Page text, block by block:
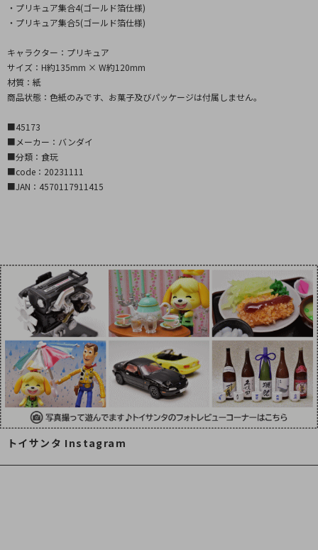
・プリキュア集合4(ゴールド箔仕様)
・プリキュア集合5(ゴールド箔仕様)
キャラクター：プリキュア
サイズ：H約135mm × W約120mm
材質：紙
商品状態：色紙のみです、お菓子及びパッケージは付属しません。
■45173
■メーカー：バンダイ
■分類：食玩
■code：20231111
■JAN：4570117911415
トイサンタ Instagram